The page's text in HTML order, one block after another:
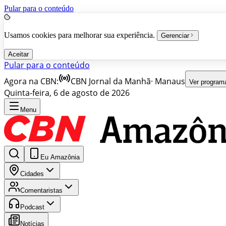
Pular para o conteúdo
Usamos cookies para melhorar sua experiência. Gerenciar
Aceitar
Pular para o conteúdo
Agora na CBN:
CBN Jornal da Manhã· Manaus Ver
Quinta-feira, 6 de agosto de 2026
Menu
Eu Amazônia
Cidades
Comentaristas
Podcast
Notícias